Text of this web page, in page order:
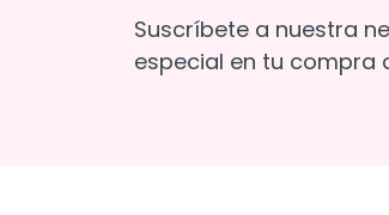
Suscríbete a nuestra
especial en tu compra